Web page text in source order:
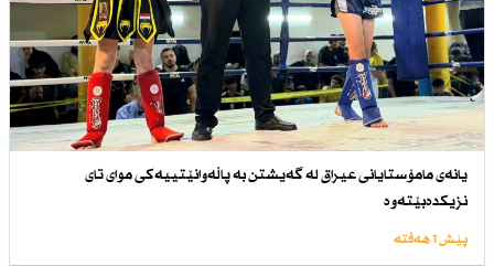
یانەی مامۆستایانی عیراق لە گەیشتن بە پاڵەوانێتییەكی موای تای
نزیكدەبێتەوە
پێش 1 هەفتە